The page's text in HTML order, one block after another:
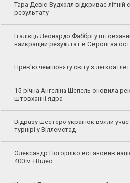
Тара Девіс-Вудхолл відкриває
результату
Італієць Леонардо Фаббрі у
найкращий результат в Європі за
Прев'ю чемпіонату світу з
15-річна Ангеліна Шепель оновила
штовханні ядра
Відразу шестеро українок взяли
турнірі у Віллемстад
Олександр Погорілко встановив
400 м +Відео